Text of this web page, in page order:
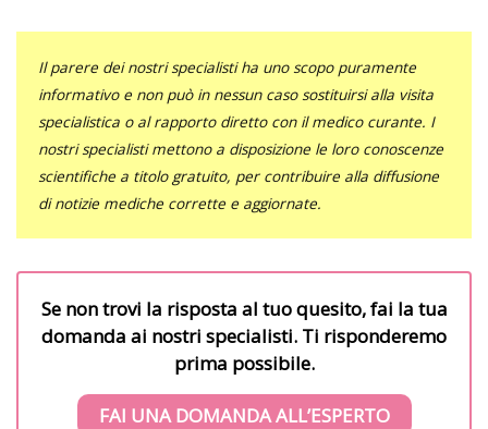
Il parere dei nostri specialisti ha uno scopo puramente
informativo e non può in nessun caso sostituirsi alla visita
specialistica o al rapporto diretto con il medico curante. I
nostri specialisti mettono a disposizione le loro conoscenze
scientifiche a titolo gratuito, per contribuire alla diffusione
di notizie mediche corrette e aggiornate.
Se non trovi la risposta al tuo quesito, fai la tua
domanda ai nostri specialisti. Ti risponderemo
prima possibile.
FAI UNA DOMANDA ALL’ESPERTO